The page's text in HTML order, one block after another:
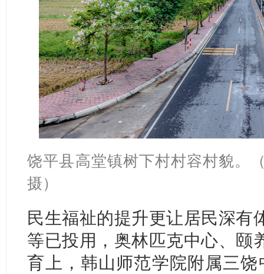
饶平县高堂镇树下村村容村貌。
摄）
民生福祉的提升更让居民深有
等已投用，奥林匹克中心、颐
育上，韩山师范学院附属三